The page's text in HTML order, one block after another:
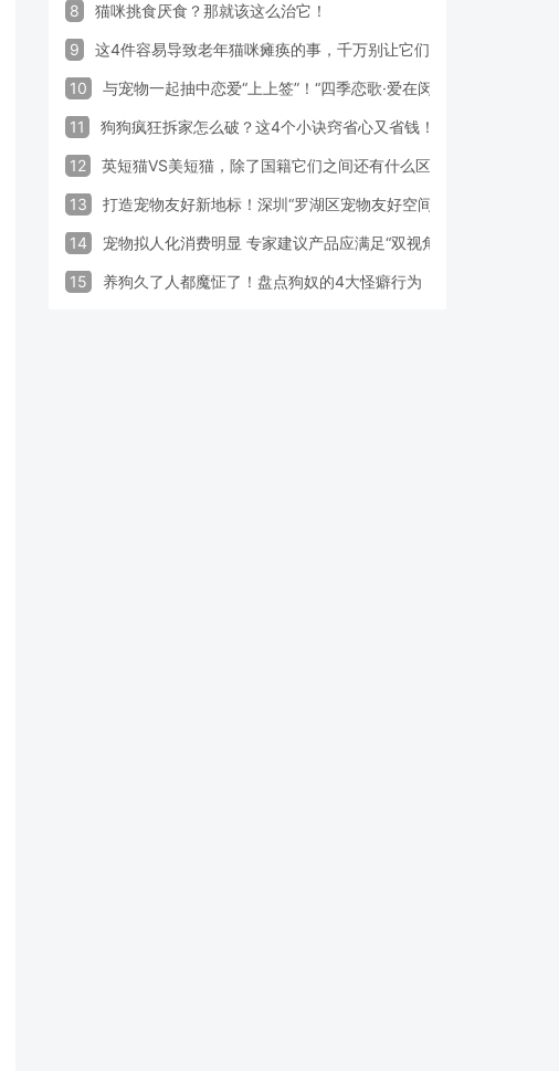
8 猫咪挑食厌食？那就该这么治它！
9 这4件容易导致老年猫咪瘫痪的事，千万别让它们做！
10 与宠物一起抽中恋爱“上上签”！“四季恋歌·爱在闵行”携宠交友引领
11 狗狗疯狂拆家怎么破？这4个小诀窍省心又省钱！
12 英短猫VS美短猫，除了国籍它们之间还有什么区别？
13 打造宠物友好新地标！深圳“罗湖区宠物友好空间活动周”启动
14 宠物拟人化消费明显 专家建议产品应满足“双视角需求”
15 养狗久了人都魔怔了！盘点狗奴的4大怪癖行为